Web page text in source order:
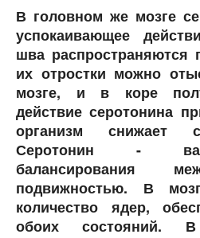
В головном же мозге
успокаивающее
шва распространяются
их отростки можно
мозге, и в коре
действие серотонина
организм снижает
Серотонин -
подвижностью. В
количество ядер,
обоих состояний.